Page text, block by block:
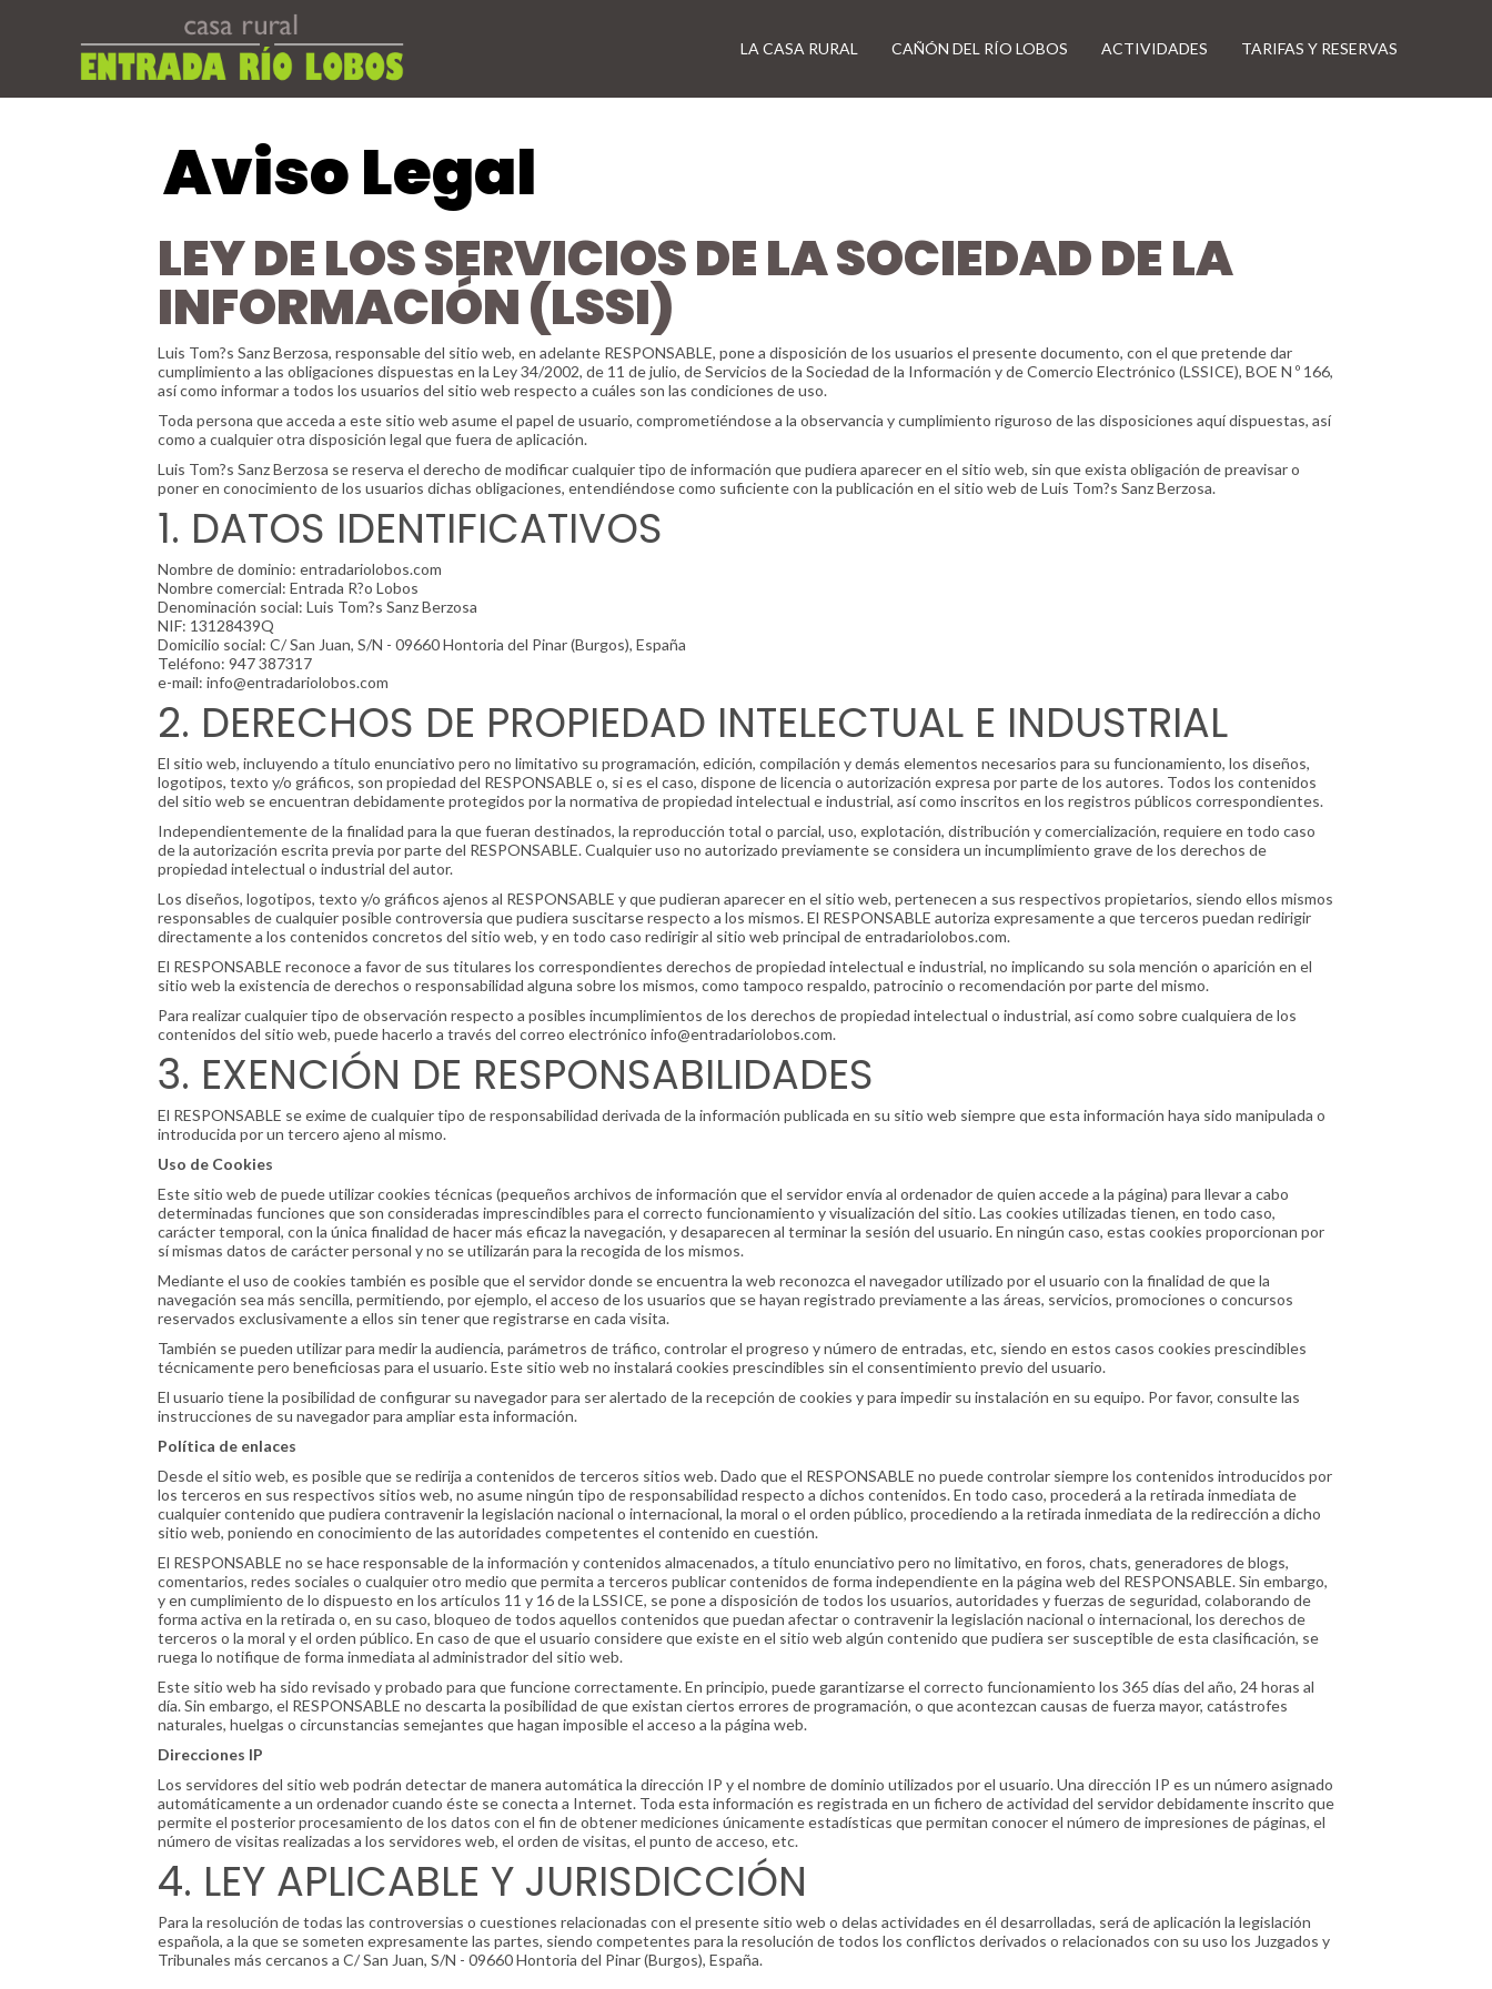
LA CASA RURAL CAÑÓN DEL RÍO LOBOS ACTIVIDADES TARIFAS Y RESERVAS
Aviso Legal
LEY DE LOS SERVICIOS DE LA SOCIEDAD DE LA
INFORMACIÓN (LSSI)
Luis Tom?s Sanz Berzosa, responsable del sitio web, en adelante RESPONSABLE, pone a disposición de los usuarios el presente documento, con el que pretende dar
cumplimiento a las obligaciones dispuestas en la Ley 34/2002, de 11 de julio, de Servicios de la Sociedad de la Información y de Comercio Electrónico (LSSICE), BOE N º 166,
así como informar a todos los usuarios del sitio web respecto a cuáles son las condiciones de uso.
Toda persona que acceda a este sitio web asume el papel de usuario, comprometiéndose a la observancia y cumplimiento riguroso de las disposiciones aquí dispuestas, así
como a cualquier otra disposición legal que fuera de aplicación.
Luis Tom?s Sanz Berzosa se reserva el derecho de modificar cualquier tipo de información que pudiera aparecer en el sitio web, sin que exista obligación de preavisar o
poner en conocimiento de los usuarios dichas obligaciones, entendiéndose como suficiente con la publicación en el sitio web de Luis Tom?s Sanz Berzosa.
1. DATOS IDENTIFICATIVOS
Nombre de dominio: entradariolobos.com
Nombre comercial: Entrada R?o Lobos
Denominación social: Luis Tom?s Sanz Berzosa
NIF: 13128439Q
Domicilio social: C/ San Juan, S/N - 09660 Hontoria del Pinar (Burgos), España
Teléfono: 947 387317
e-mail: info@entradariolobos.com
2. DERECHOS DE PROPIEDAD INTELECTUAL E INDUSTRIAL
El sitio web, incluyendo a título enunciativo pero no limitativo su programación, edición, compilación y demás elementos necesarios para su funcionamiento, los diseños,
logotipos, texto y/o gráficos, son propiedad del RESPONSABLE o, si es el caso, dispone de licencia o autorización expresa por parte de los autores. Todos los contenidos
del sitio web se encuentran debidamente protegidos por la normativa de propiedad intelectual e industrial, así como inscritos en los registros públicos correspondientes.
Independientemente de la finalidad para la que fueran destinados, la reproducción total o parcial, uso, explotación, distribución y comercialización, requiere en todo caso
de la autorización escrita previa por parte del RESPONSABLE. Cualquier uso no autorizado previamente se considera un incumplimiento grave de los derechos de
propiedad intelectual o industrial del autor.
Los diseños, logotipos, texto y/o gráficos ajenos al RESPONSABLE y que pudieran aparecer en el sitio web, pertenecen a sus respectivos propietarios, siendo ellos mismos
responsables de cualquier posible controversia que pudiera suscitarse respecto a los mismos. El RESPONSABLE autoriza expresamente a que terceros puedan redirigir
directamente a los contenidos concretos del sitio web, y en todo caso redirigir al sitio web principal de entradariolobos.com.
El RESPONSABLE reconoce a favor de sus titulares los correspondientes derechos de propiedad intelectual e industrial, no implicando su sola mención o aparición en el
sitio web la existencia de derechos o responsabilidad alguna sobre los mismos, como tampoco respaldo, patrocinio o recomendación por parte del mismo.
Para realizar cualquier tipo de observación respecto a posibles incumplimientos de los derechos de propiedad intelectual o industrial, así como sobre cualquiera de los
contenidos del sitio web, puede hacerlo a través del correo electrónico info@entradariolobos.com.
3. EXENCIÓN DE RESPONSABILIDADES
El RESPONSABLE se exime de cualquier tipo de responsabilidad derivada de la información publicada en su sitio web siempre que esta información haya sido manipulada o
introducida por un tercero ajeno al mismo.
Uso de Cookies
Este sitio web de puede utilizar cookies técnicas (pequeños archivos de información que el servidor envía al ordenador de quien accede a la página) para llevar a cabo
determinadas funciones que son consideradas imprescindibles para el correcto funcionamiento y visualización del sitio. Las cookies utilizadas tienen, en todo caso,
carácter temporal, con la única finalidad de hacer más eficaz la navegación, y desaparecen al terminar la sesión del usuario. En ningún caso, estas cookies proporcionan por
sí mismas datos de carácter personal y no se utilizarán para la recogida de los mismos.
Mediante el uso de cookies también es posible que el servidor donde se encuentra la web reconozca el navegador utilizado por el usuario con la finalidad de que la
navegación sea más sencilla, permitiendo, por ejemplo, el acceso de los usuarios que se hayan registrado previamente a las áreas, servicios, promociones o concursos
reservados exclusivamente a ellos sin tener que registrarse en cada visita.
También se pueden utilizar para medir la audiencia, parámetros de tráfico, controlar el progreso y número de entradas, etc, siendo en estos casos cookies prescindibles
técnicamente pero beneficiosas para el usuario. Este sitio web no instalará cookies prescindibles sin el consentimiento previo del usuario.
El usuario tiene la posibilidad de configurar su navegador para ser alertado de la recepción de cookies y para impedir su instalación en su equipo. Por favor, consulte las
instrucciones de su navegador para ampliar esta información.
Política de enlaces
Desde el sitio web, es posible que se redirija a contenidos de terceros sitios web. Dado que el RESPONSABLE no puede controlar siempre los contenidos introducidos por
los terceros en sus respectivos sitios web, no asume ningún tipo de responsabilidad respecto a dichos contenidos. En todo caso, procederá a la retirada inmediata de
cualquier contenido que pudiera contravenir la legislación nacional o internacional, la moral o el orden público, procediendo a la retirada inmediata de la redirección a dicho
sitio web, poniendo en conocimiento de las autoridades competentes el contenido en cuestión.
El RESPONSABLE no se hace responsable de la información y contenidos almacenados, a título enunciativo pero no limitativo, en foros, chats, generadores de blogs,
comentarios, redes sociales o cualquier otro medio que permita a terceros publicar contenidos de forma independiente en la página web del RESPONSABLE. Sin embargo,
y en cumplimiento de lo dispuesto en los artículos 11 y 16 de la LSSICE, se pone a disposición de todos los usuarios, autoridades y fuerzas de seguridad, colaborando de
forma activa en la retirada o, en su caso, bloqueo de todos aquellos contenidos que puedan afectar o contravenir la legislación nacional o internacional, los derechos de
terceros o la moral y el orden público. En caso de que el usuario considere que existe en el sitio web algún contenido que pudiera ser susceptible de esta clasificación, se
ruega lo notifique de forma inmediata al administrador del sitio web.
Este sitio web ha sido revisado y probado para que funcione correctamente. En principio, puede garantizarse el correcto funcionamiento los 365 días del año, 24 horas al
día. Sin embargo, el RESPONSABLE no descarta la posibilidad de que existan ciertos errores de programación, o que acontezcan causas de fuerza mayor, catástrofes
naturales, huelgas o circunstancias semejantes que hagan imposible el acceso a la página web.
Direcciones IP
Los servidores del sitio web podrán detectar de manera automática la dirección IP y el nombre de dominio utilizados por el usuario. Una dirección IP es un número asignado
automáticamente a un ordenador cuando éste se conecta a Internet. Toda esta información es registrada en un fichero de actividad del servidor debidamente inscrito que
permite el posterior procesamiento de los datos con el fin de obtener mediciones únicamente estadísticas que permitan conocer el número de impresiones de páginas, el
número de visitas realizadas a los servidores web, el orden de visitas, el punto de acceso, etc.
4. LEY APLICABLE Y JURISDICCIÓN
Para la resolución de todas las controversias o cuestiones relacionadas con el presente sitio web o delas actividades en él desarrolladas, será de aplicación la legislación
española, a la que se someten expresamente las partes, siendo competentes para la resolución de todos los conflictos derivados o relacionados con su uso los Juzgados y
Tribunales más cercanos a C/ San Juan, S/N - 09660 Hontoria del Pinar (Burgos), España.